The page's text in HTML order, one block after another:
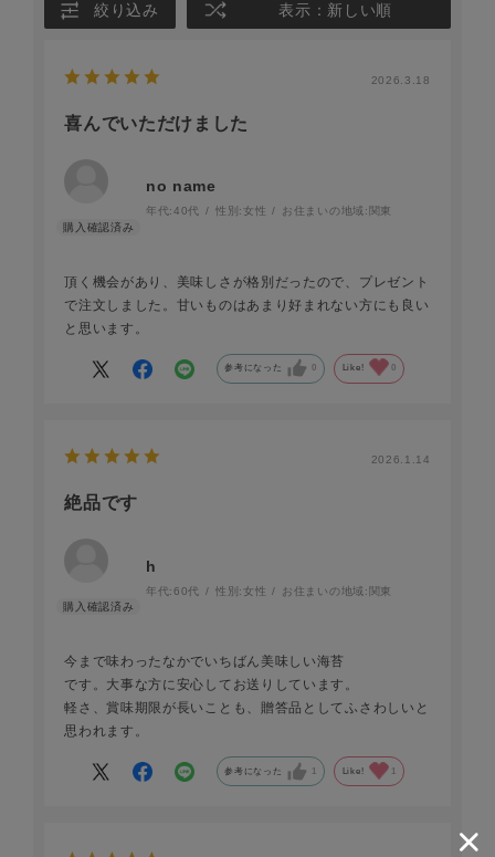
絞り込み 表示：新しい順
2026.3.18
喜んでいただけました
no name
年代:40代 性別:女性 お住まいの地域: 関東
頂く機会があり、美味しさが格別だったので、プレゼント
で注文しました。甘いものはあまり好まれない方にも良い
と思います。
参考になった 0 Like! 0
2026.1.14
絶品です
h
年代:60代 性別:女性 お住まいの地域: 関東
今まで味わったなかでいちばん美味しい海苔
です。大事な方に安心してお送りしています。
軽さ、賞味期限が長いことも、贈答品としてふさわしいと
思われます。
参考になった 1 Like! 1